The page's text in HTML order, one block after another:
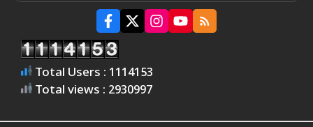
Total Users : 1114153
Total views : 2930997